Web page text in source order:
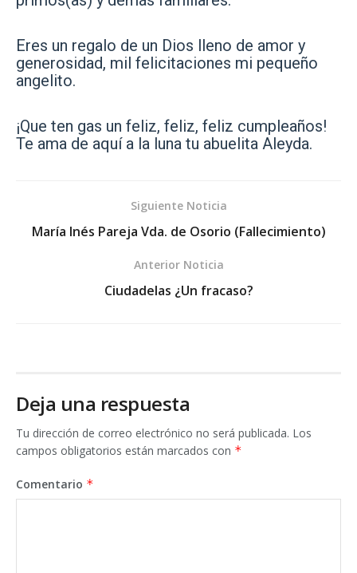
Eres un regalo de un Dios lleno de amor y
generosidad, mil felicitaciones mi pequeño
angelito.
¡Que ten gas un feliz, feliz, feliz cumpleaños!
Te ama de aquí a la luna tu abuelita Aleyda.
Siguiente Noticia
María Inés Pareja Vda. de Osorio (Fallecimiento)
Anterior Noticia
Ciudadelas ¿Un fracaso?
Deja una respuesta
Tu dirección de correo electrónico no será publicada. Los
campos obligatorios están marcados con *
Comentario *